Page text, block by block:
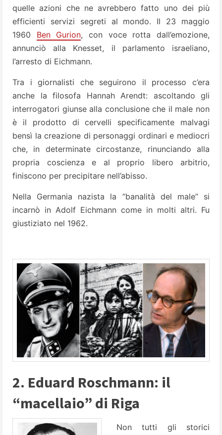
quelle azioni che ne avrebbero fatto uno dei più
efficienti servizi segreti al mondo. Il 23 maggio
1960 Ben Gurion, con voce rotta dall’emozione,
annunciò alla Knesset, il parlamento israeliano,
l’arresto di Eichmann.
Tra i giornalisti che seguirono il processo c’era
anche la filosofa Hannah Arendt: ascoltando gli
interrogatori giunse alla conclusione che il male non
è il prodotto di cervelli specificamente malvagi
bensì la creazione di personaggi ordinari e mediocri
che, in determinate circostanze, rinunciando alla
propria coscienza e al proprio libero arbitrio,
finiscono per precipitare nell’abisso.
Nella Germania nazista la “banalità del male” si
incarnò in Adolf Eichmann come in molti altri. Fu
giustiziato nel 1962.
2. Eduard Roschmann: il
“macellaio” di Riga
Non tutti gli storici